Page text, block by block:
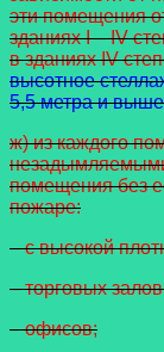
эти помещения
зданиях I – IV
в зданиях IV
высотное
5,5 метра и
ж) из каждого
помещения без
пожаре:
– с высокой
– торговых
– офисов;